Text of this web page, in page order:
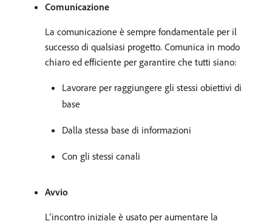
Comunicazione
La comunicazione è sempre fondamentale per il
successo di qualsiasi progetto. Comunica in modo
chiaro ed efficiente per garantire che tutti siano:
Lavorare per raggiungere gli stessi obiettivi di
base
Dalla stessa base di informazioni
Con gli stessi canali
Avvio
L’incontro iniziale è usato per aumentare la